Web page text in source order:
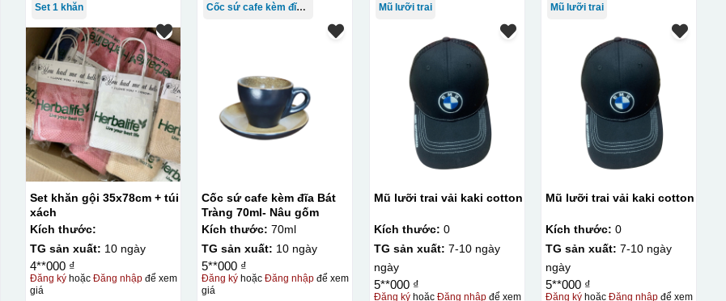
Set 1 khăn
Set khăn gội 35x78cm + túi
xách
Kích thước:
TG sản xuất: 10 ngày
4**000 ₫
Đăng kýhoặc Đăng nhậpđể xem
giá
Cốc sứ cafe kèm đĩa Bát Tràng
Cốc sứ cafe kèm đĩa Bát
Tràng 70ml- Nâu gốm
Kích thước: 70ml
TG sản xuất: 10 ngày
5**000 ₫
Đăng ký hoặcĐăng nhập để xem
giá
Mũ lưỡi trai
Mũ lưỡi trai vải kaki cotton
Kích thước: 0
TG sản xuất: 7-10 ngày
ngày
5**000 ₫
Đăng kýhoặc Đăng nhậpđể xem
Mũ lưỡi trai
Mũ lưỡi trai vải kaki cotton
Kích thước: 0
TG sản xuất: 7-10 ngày
ngày
5**000 ₫
Đăng ký hoặcĐăng nhập để xem